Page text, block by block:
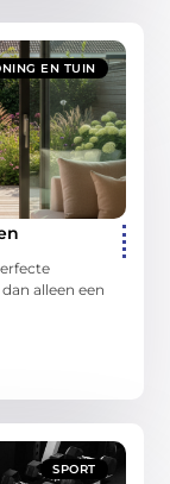
EN TUIN
alleen een
SPORT